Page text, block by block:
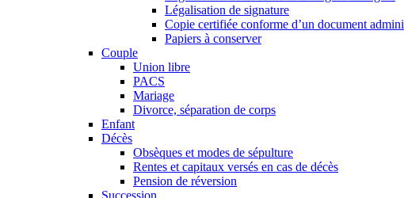
Légalisation de signature
Copie certifiée conforme d’un document
Papiers à conserver
Couple
Union libre
PACS
Mariage
Divorce, séparation de corps
Enfant
Décès
Obsèques et modes de sépulture
Rentes et capitaux versés en cas de décès
Pension de réversion
Succession